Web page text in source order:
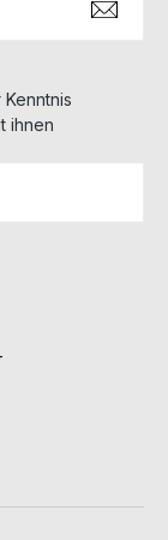
Kenntnis
ihnen